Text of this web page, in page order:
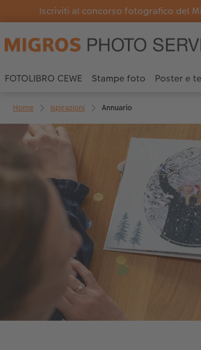
Iscriviti al concorso fotografico del
FOTOLIBRO CEWE Stampe foto Poster e
Home Ispirazioni Annuario